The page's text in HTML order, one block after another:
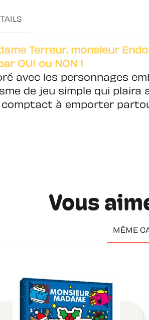
Terreur, monsieur
OUI ou NON !
avec les personnages
de jeu simple qui plaira
à emporter
Vous
MÊME